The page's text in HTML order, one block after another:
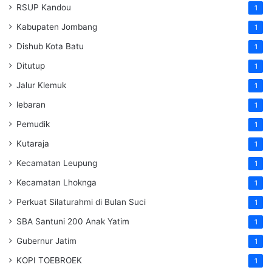
RSUP Kandou 1
Kabupaten Jombang 1
Dishub Kota Batu 1
Ditutup 1
Jalur Klemuk 1
lebaran 1
Pemudik 1
Kutaraja 1
Kecamatan Leupung 1
Kecamatan Lhoknga 1
Perkuat Silaturahmi di Bulan Suci 1
SBA Santuni 200 Anak Yatim 1
Gubernur Jatim 1
KOPI TOEBROEK 1